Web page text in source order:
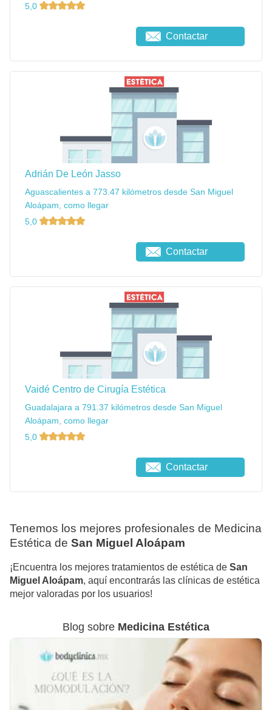
5,0
Contactar
Adrián De León Jasso
Aguascalientes a 773.47 kilómetros desde San Miguel
Aloápam, como llegar
5,0
Contactar
Vaidé Centro de Cirugía Estética
Guadalajara a 791.37 kilómetros desde San Miguel
Aloápam, como llegar
5,0
Contactar
Tenemos los mejores profesionales de Medicina
Estética de San Miguel Aloápam
¡Encuentra los mejores tratamientos de estética de San
Miguel Aloápam, aquí encontrarás las clínicas de estética
mejor valoradas por los usuarios!
Blog sobre Medicina Estética